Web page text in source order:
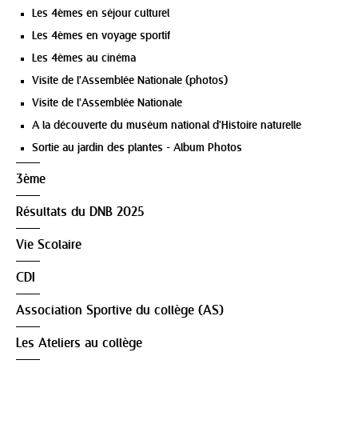
Les 4èmes en séjour culturel
Les 4èmes en voyage sportif
Les 4èmes au cinéma
Visite de l'Assemblée Nationale (photos)
Visite de l'Assemblée Nationale
A la découverte du muséum national d'Histoire naturelle
Sortie au jardin des plantes - Album Photos
3ème
Résultats du DNB 2025
Vie Scolaire
CDI
Association Sportive du collège (AS)
Les Ateliers au collège